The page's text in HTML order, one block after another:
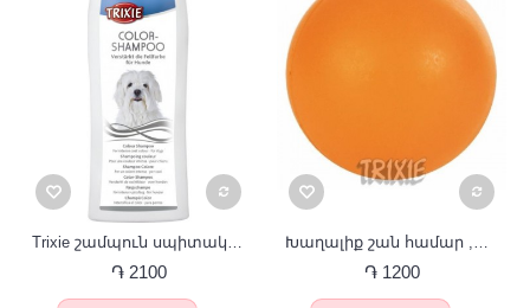
֏ 2100 ֏ 1200